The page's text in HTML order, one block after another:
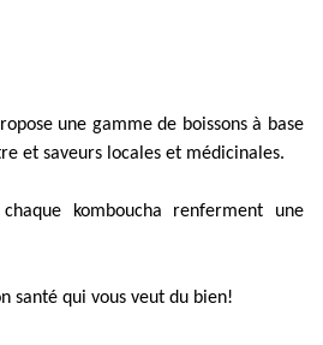
une gamme de boissons à base
et saveurs locales et médicinales.
chaque komboucha renferment une
santé qui vous veut du bien!